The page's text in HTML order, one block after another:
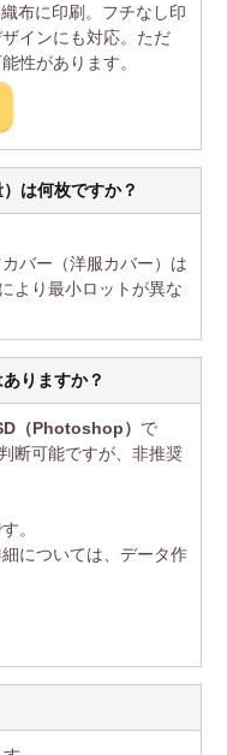
織布に印刷。フチなし印
インにも対応。ただ
性があります。
は何枚ですか？
バー（洋服カバー）は
より最小ロットが異な
りますか？
（Photoshop） で
断可能ですが、非推奨
。
については、データ作